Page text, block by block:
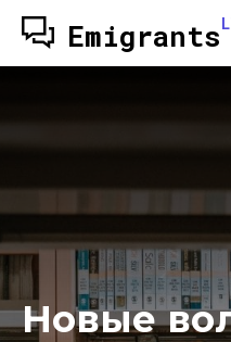
Emigrants
Новые